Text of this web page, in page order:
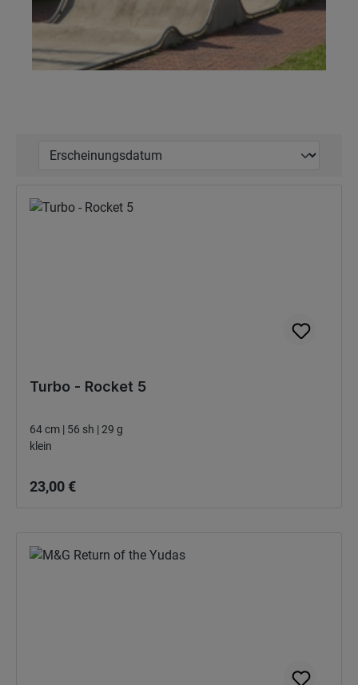
Turbo - Rocket 5
64 cm | 56 sh | 29 g
klein
23,00 €